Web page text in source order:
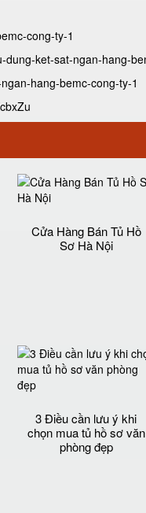
cong-ty-1
ket-sat-ngan-hang-
hang-bemc-cong-ty-1
Cửa Hàng Bán Tủ Hồ
Sơ Hà Nội
3 Điều cần lưu ý khi
chọn mua tủ hồ sơ văn
phòng đẹp